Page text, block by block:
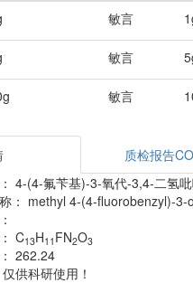
敏言
敏言
敏言
质检报告
4-(4-氟苄基)-3-氧代-3,4-二氢
： methyl 4-(4-fluorobenzyl)-
C13H11 FN2O3
262.24
仅供科研使用！